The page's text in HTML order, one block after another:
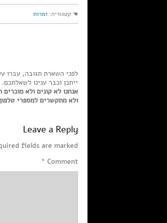
☚ קטגוריה: זמרות
לפני השארת תגובה, עברו
ייתכן וכבר ענינו
אנחנו לא קונים ולא
ולא מתקשרים למספרי
Leave a Reply
fields are marked
Comment
*